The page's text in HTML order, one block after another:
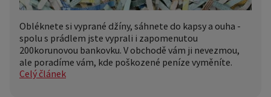
Obléknete si vyprané džíny, sáhnete do kapsy a ouha -
spolu s prádlem jste vyprali i zapomenutou
200korunovou bankovku. V obchodě vám ji nevezmou,
ale poradíme vám, kde poškozené peníze vyměníte.
Celý článek